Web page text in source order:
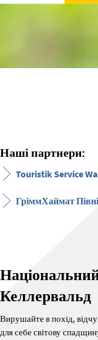
Наші партнери:
Touristik Service
ГріммХаймат
Келлервальд
Вирушайте в похід,
для себе світову